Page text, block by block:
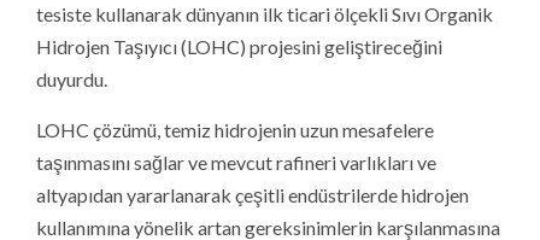
tesiste kullanarak dünyanın ilk ticari ölçekli Sıvı Organik
Hidrojen Taşıyıcı (LOHC) projesini geliştireceğini
duyurdu.
LOHC çözümü, temiz hidrojenin uzun mesafelere
taşınmasını sağlar ve mevcut rafineri varlıkları ve
altyapıdan yararlanarak çeşitli endüstrilerde hidrojen
kullanımına yönelik artan gereksinimlerin karşılanmasına